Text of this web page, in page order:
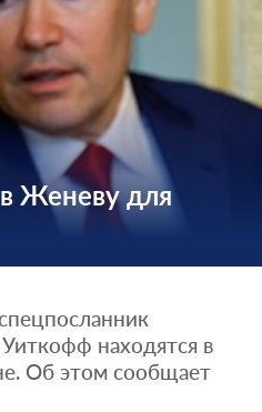
Женеву для
находятся в
Об этом сообщает